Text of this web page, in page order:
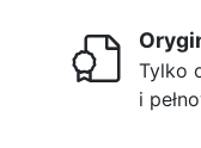
Tylko
i